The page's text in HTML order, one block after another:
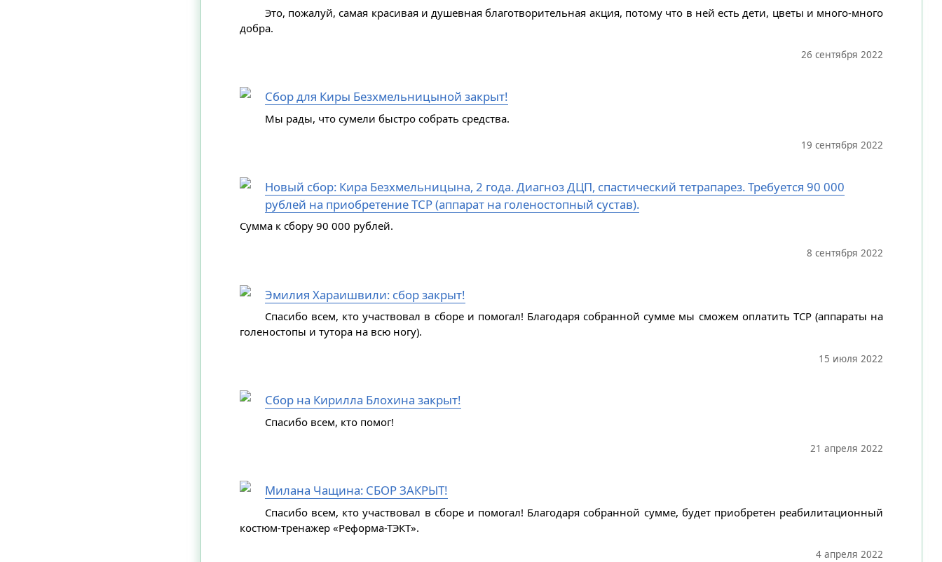
Это, пожалуй, самая красивая и душевная благотворительная акция, потому что в ней есть дети, цветы и много-много
добра.
26 сентября 2022
Сбор для Киры Безхмельницыной закрыт!
Мы рады, что сумели быстро собрать средства.
19 сентября 2022
Новый сбор: Кира Безхмельницына, 2 года. Диагноз ДЦП, спастический тетрапарез. Требуется 90 000
рублей на приобретение ТСР (аппарат на голеностопный сустав).
Сумма к сбору 90 000 рублей.
8 сентября 2022
Эмилия Хараишвили: сбор закрыт!
Спасибо всем, кто участвовал в сборе и помогал! Благодаря собранной сумме мы сможем оплатить ТСР (аппараты на
голеностопы и тутора на всю ногу).
15 июля 2022
Сбор на Кирилла Блохина закрыт!
Спасибо всем, кто помог!
21 апреля 2022
Милана Чащина: СБОР ЗАКРЫТ!
Спасибо всем, кто участвовал в сборе и помогал! Благодаря собранной сумме, будет приобретен реабилитационный
костюм-тренажер «Реформа-ТЭКТ».
4 апреля 2022